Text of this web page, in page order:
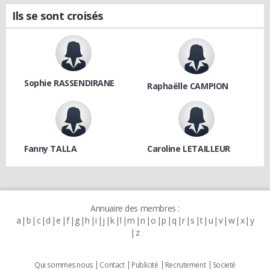
Ils se sont croisés
Sophie RASSENDIRANE Raphaëlle CAMPION
Fanny TALLA Caroline LETAILLEUR
Annuaire des membres :
a b c d e f g h i j k l m n o p q r s t u v w x y
z
Qui sommes nous Contact Publicité Recrutement
Societé